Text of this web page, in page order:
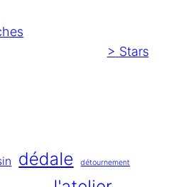
> Stars
dédale détournement